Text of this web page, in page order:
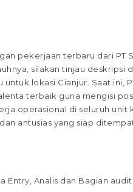
pekerjaan terbaru dari PT
silakan tinjau deskripsi
lokasi Cianjur. Saat ini,
terbaik guna mengisi
operasional di seluruh unit
antusias yang siap
Analis dan Bagian